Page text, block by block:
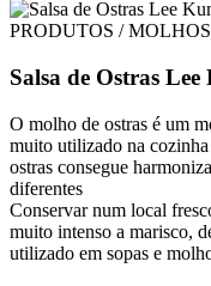
PRODUTOS / MOLHOS
Salsa de Ostras
O molho de ostras é um
muito utilizado na
ostras consegue
diferentes
Conservar num local
muito intenso a marisco,
utilizado em sopas e